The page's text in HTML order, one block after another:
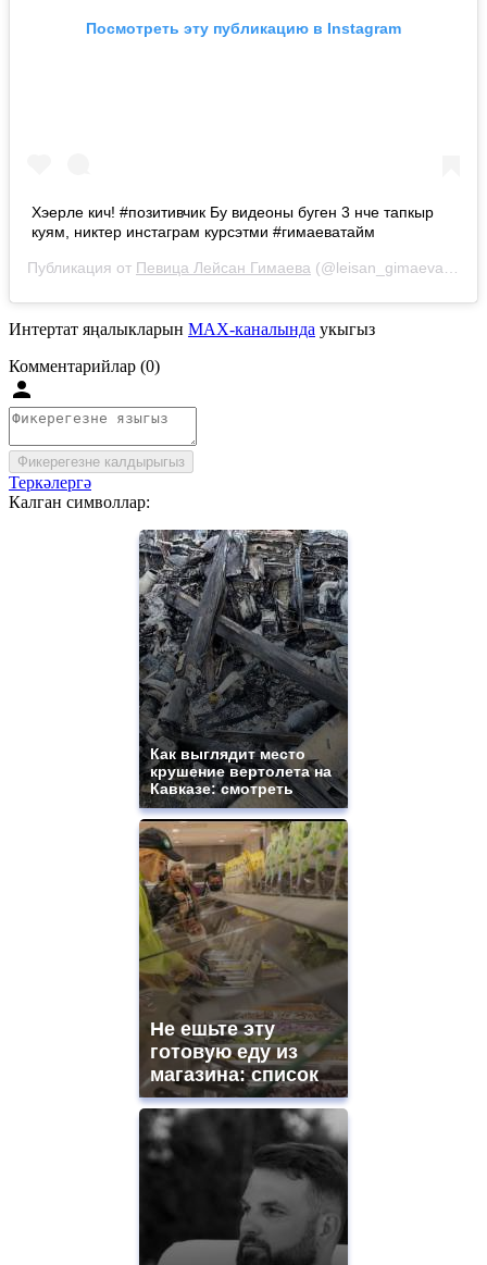
Посмотреть эту публикацию в Instagram
Хэерле кич! #позитивчик Бу видеоны буген 3 нче тапкыр
куям, никтер инстаграм курсэтми #гимаеватайм
Публикация от Певица Лейсан Гимаева (@leisan_gimaeva_official)
Интертат яңалыкларын MAX-каналында укыгыз
Комментарийлар (0)
Фикерегезне калдырыгыз
Теркәлергә
Калган символлар:
Как выглядит место
крушение вертолета на
Кавказе: смотреть
Не ешьте эту
готовую еду из
магазина: список